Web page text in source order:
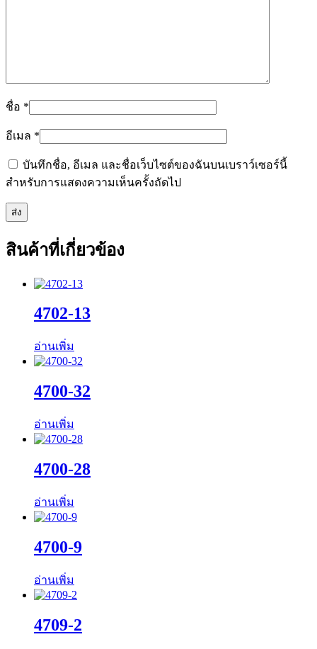
ชื่อ *
อีเมล *
บันทึกชื่อ, อีเมล และชื่อเว็บไซต์ของฉันบนเบราว์เซอร์นี้
สำหรับการแสดงความเห็นครั้งถัดไป
สินค้าที่เกี่ยวข้อง
4702-13
อ่านเพิ่ม
4700-32
อ่านเพิ่ม
4700-28
อ่านเพิ่ม
4700-9
อ่านเพิ่ม
4709-2